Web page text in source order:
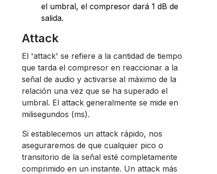
el umbral, el compresor dará 1 dB de
salida.
Attack
El 'attack' se refiere a la cantidad de tiempo
que tarda el compresor en reaccionar a la
señal de audio y activarse al máximo de la
relación una vez que se ha superado el
umbral. El attack generalmente se mide en
milisegundos (ms).
Si establecemos un attack rápido, nos
aseguraremos de que cualquier pico o
transitorio de la señal esté completamente
comprimido en un instante. Un attack más